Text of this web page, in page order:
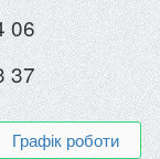
06
37
Графік роботи